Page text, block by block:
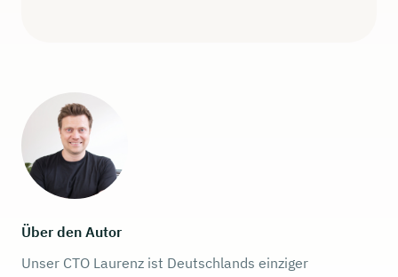
Über den Autor
Unser CTO Laurenz ist Deutschlands einziger